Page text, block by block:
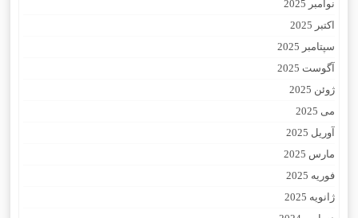
نوامبر 2025
اکتبر 2025
سپتامبر 2025
آگوست 2025
ژوئن 2025
می 2025
آوریل 2025
مارس 2025
فوریه 2025
ژانویه 2025